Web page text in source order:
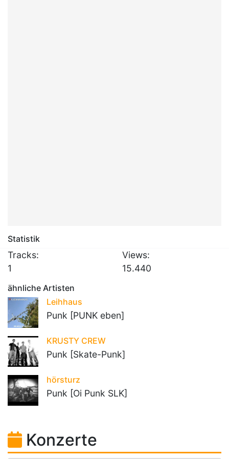
Statistik
Tracks:
1
Views:
15.440
ähnliche Artisten
Leihhaus
Punk [PUNK eben]
KRUSTY CREW
Punk [Skate-Punk]
hörsturz
Punk [Oi Punk SLK]
Konzerte